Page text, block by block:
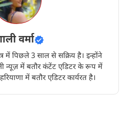
वर्मा
में पिछले 3 साल से सक्रिय है। इन्होंने
में बतौर कंटेंट एडिटर के रूप में
में बतौर एडिटर कार्यरत है।